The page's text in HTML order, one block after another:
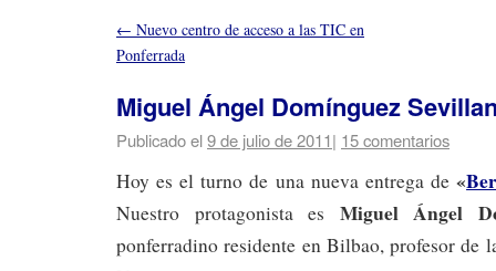
← Nuevo centro de acceso a las TIC en
Ponferrada
Miguel Ángel Domínguez
Publicado el9 de julio de 2011| 15 comentarios
Hoy es el turno de una nueva entrega de«
Nuestro protagonista es Miguel Ángel
ponferradino residente en Bilbao, profesor de